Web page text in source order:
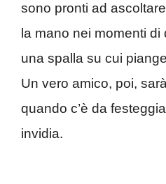
sono pronti ad
la mano nei momenti
una spalla su cui
Un vero amico, poi,
quando c’è da
invidia.